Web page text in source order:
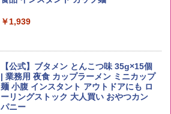
野沢農産 無洗米 青い流るる コシヒカリ
5kg 長野県産 令和7年産
￥3,980
お得 4リットル
角瓶 2700ml サントリー ウイスキー ハ
イボール 大容量
￥1,939
【公式】ブタメン とんこつ味 35g×15個
| 業務用 夜食 カップラーメン ミニカップ
麺 小腹 インスタント アウトドアにも ロ
ーリングストック 大人買い おやつカン
パニー